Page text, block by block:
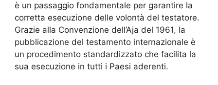
è un passaggio fondamentale per garantire la
corretta esecuzione delle volontà del testatore.
Grazie alla Convenzione dell’Aja del 1961, la
pubblicazione del testamento internazionale è
un procedimento standardizzato che facilita la
sua esecuzione in tutti i Paesi aderenti.